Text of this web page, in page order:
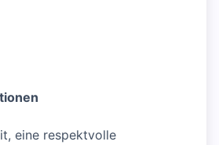
eine respektvolle